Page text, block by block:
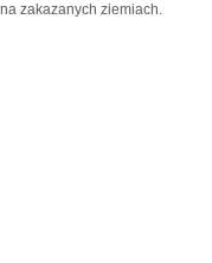
zakazanych ziemiach.